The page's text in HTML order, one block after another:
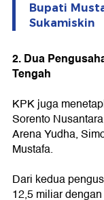
Bupati
Sukamiskin
2. Dua
Tengah
KPK juga
Sorento
Arena Yudha,
Mustafa.
Dari kedua
12,5 miliar